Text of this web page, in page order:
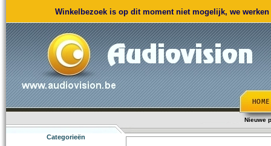
Winkelbezoek is op dit moment niet mogelijk, we
Nieuwe
Categorieën